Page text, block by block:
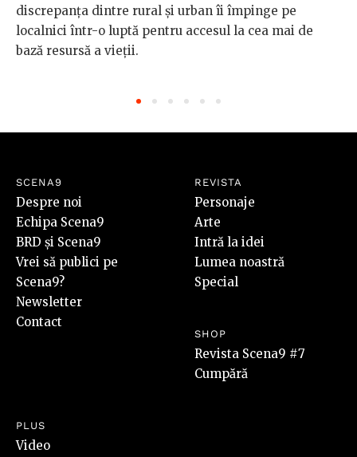
discrepanța dintre rural și urban îi împinge pe
localnici într-o luptă pentru accesul la cea mai de
bază resursă a vieții.
SCENA9
Despre noi
Echipa Scena9
BRD și Scena9
Vrei să publici pe
Scena9?
Newsletter
Contact
REVISTA
Personaje
Arte
Intră la idei
Lumea noastră
Special
SHOP
Revista Scena9 #7
Cumpără
PLUS
Video